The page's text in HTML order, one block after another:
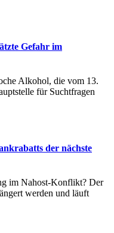
Gefahr im
Alkohol, die vom 13.
für Suchtfragen
der nächste
im Nahost-Konflikt? Der
werden und läuft